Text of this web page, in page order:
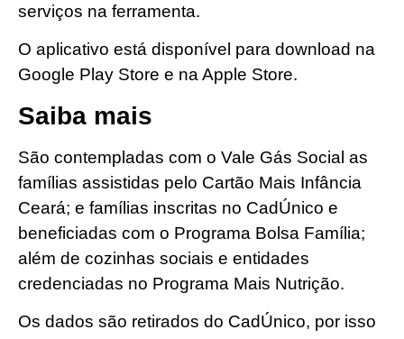
serviços na ferramenta.
O aplicativo está disponível para download na
Google Play Store e na Apple Store.
Saiba mais
São contempladas com o Vale Gás Social as
famílias assistidas pelo Cartão Mais Infância
Ceará; e famílias inscritas no CadÚnico e
beneficiadas com o Programa Bolsa Família;
além de cozinhas sociais e entidades
credenciadas no Programa Mais Nutrição.
Os dados são retirados do CadÚnico, por isso